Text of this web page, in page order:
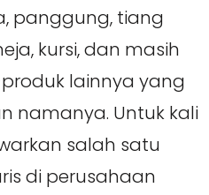
panggung, tiang
kursi, dan masih
lainnya yang
namanya. Untuk kali
salah satu
di perusahaan